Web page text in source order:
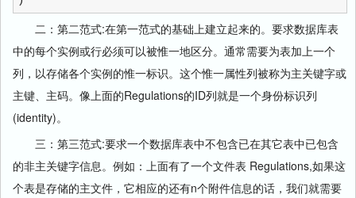
二：第二范式:在第一范式的基础上建立起来的。要求数据库表
中的每个实例或行必须可以被惟一地区分。通常需要为表加上一个
列，以存储各个实例的惟一标识。这个惟一属性列被称为主关键字或
主键、主码。像上面的Regulations的ID列就是一个身份标识列
(identity)。
三：第三范式:要求一个数据库表中不包含已在其它表中已包含
的非主关键字信息。例如：上面有了一个文件表 Regulations,如果这
个表是存储的主文件，它相应的还有n个附件信息的话，我们就需要